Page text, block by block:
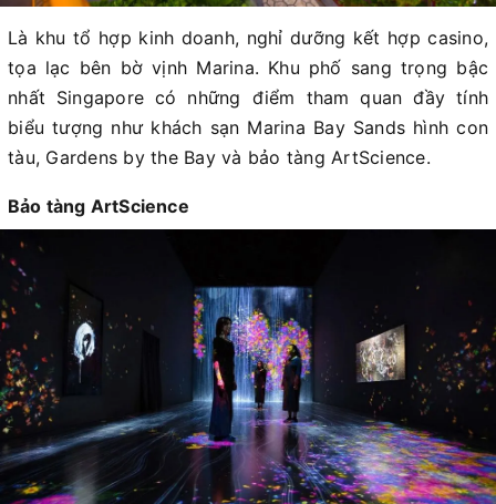
Là khu tổ hợp kinh doanh, nghỉ dưỡng kết hợp casino,
tọa lạc bên bờ vịnh Marina. Khu phố sang trọng bậc
nhất Singapore có những điểm tham quan đầy tính
biểu tượng như khách sạn Marina Bay Sands hình con
tàu, Gardens by the Bay và bảo tàng ArtScience.
Bảo tàng ArtScience